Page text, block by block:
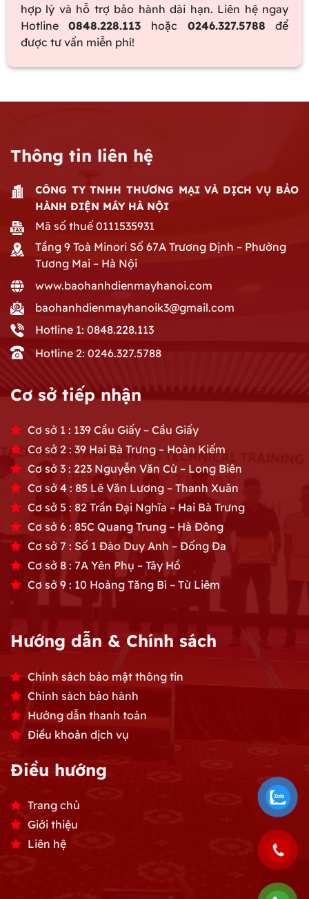
hợp lý và hỗ trợ bảo hành dài hạn. Liên hệ ngay
Hotline0848.228.113 hoặc 0246.327.5788 để
được tư vấn miễn phí!
Thông tin liên hệ
CÔNG TY TNHH THƯƠNG MẠI VÀ DỊCH VỤ BẢO
HÀNH ĐIỆN MÁY HÀ NỘI
Mã số thuế 0111535931
Tầng 9 Toà Minori Số 67A Trương Định – Phường
Tương Mai – Hà Nội
www.baohanhdienmayhanoi.com
baohanhdienmayhanoik3@gmail.com
Hotline 1: 0848.228.113
Hotline 2: 0246.327.5788
Cơ sở tiếp nhận
Cơ sở 1 : 139 Cầu Giấy – Cầu Giấy
Cơ sở 2 : 39 Hai Bà Trưng – Hoàn Kiếm
Cơ sở 3 : 223 Nguyễn Văn Cừ – Long Biên
Cơ sở 4 : 85 Lê Văn Lương – Thanh Xuân
Cơ sở 5 : 82 Trần Đại Nghĩa – Hai Bà Trưng
Cơ sở 6 : 85C Quang Trung – Hà Đông
Cơ sở 7 : Số 1 Đào Duy Anh – Đống Đa
Cơ sở 8 : 7A Yên Phụ – Tây Hồ
Cơ sở 9 : 10 Hoàng Tăng Bí – Từ Liêm
Hướng dẫn & Chính sách
Chính sách bảo mật thông tin
Chính sách bảo hành
Hướng dẫn thanh toán
Điều khoản dịch vụ
Điều hướng
Trang chủ
Giới thiệu
Liên hệ